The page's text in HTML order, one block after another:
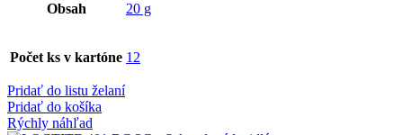
Obsah 20 g
Počet ks v kartóne 12
Pridať do listu želaní
Pridať do košíka
Rýchly náhľad